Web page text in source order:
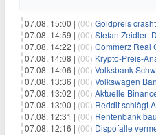
07.08. 15:00 | (00) Goldpreis crashte um
07.08. 14:59 | (00) Stefan Zeidler: Dieser
07.08. 14:22 | (00) Commerz Real
07.08. 14:08 | (00) Krypto-Preis-
07.08. 14:06 | (00) Volksbank Schwarzwald-
07.08. 13:36 | (00) Volkswagen Bank:
07.08. 13:02 | (00) Aktuelle Binance-Updates,
07.08. 13:00 | (00) Reddit schlägt Alarm:
07.08. 12:31 | (00) Rentenbank
07.08. 12:16 | (00) Dispofalle vermeiden –